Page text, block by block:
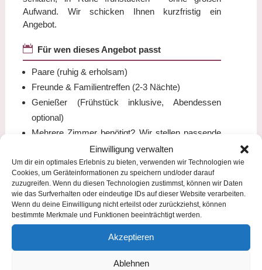
Einwilligung verwalten
Um dir ein optimales Erlebnis zu bieten, verwenden wir Technologien wie
Cookies, um Geräteinformationen zu speichern und/oder darauf
zuzugreifen. Wenn du diesen Technologien zustimmst, können wir Daten
wie das Surfverhalten oder eindeutige IDs auf dieser Website verarbeiten.
Wenn du deine Einwilligung nicht erteilst oder zurückziehst, können
bestimmte Merkmale und Funktionen beeinträchtigt werden.
Akzeptieren
Ablehnen
Aufwand. Wir schicken Ihnen kurzfristig ein
Angebot.
 Für wen dieses Angebot passt
Paare (ruhig & erholsam)
Freunde & Familientreffen (2-3 Nächte)
Genießer (Frühstück inklusive, Abendessen
optional)
Mehrere Zimmer benötigt? Wir stellen passende
Zimmerkombinationen gerne zusammen.
 So funktioniert’s
Zeitraum wählen (2–3 Nächte empfohlen)
Kurze Anfrage senden (Personen,
Zimmerwunsch, Kontakt)
Wir melden uns kurzfristig mit Verfügbarkeit und